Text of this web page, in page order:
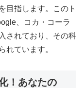
目指します。このト
、コカ・コーラ
されており、その科
れています。
！あなたの